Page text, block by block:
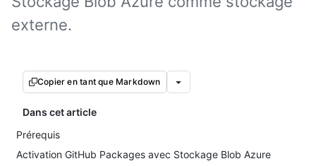
externe.
Copier en tant que Markdown
Dans cet article
Prérequis
Activation GitHub Packages avec Stockage Blob Azure